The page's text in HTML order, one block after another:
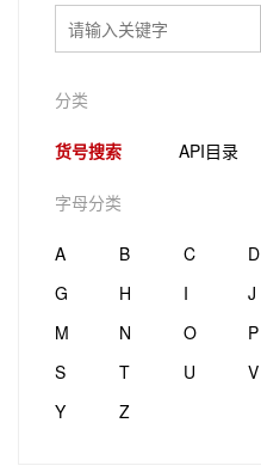
分类
货号搜索 API目录
字母分类
A B C D
G
H I J
M
N O P
S
T U V
Y
Z